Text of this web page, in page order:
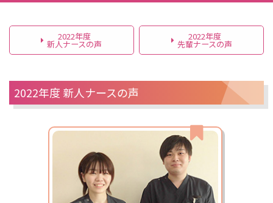
2022年度
新人ナースの声
2022年度
先輩ナースの声
2022年度 新人ナースの声